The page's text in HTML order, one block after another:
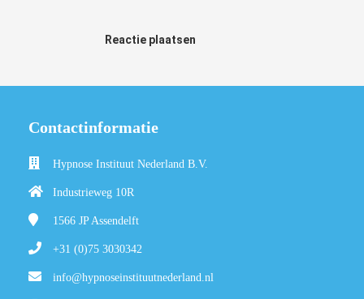
Reactie plaatsen
Contactinformatie
Hypnose Instituut Nederland B.V.
Industrieweg 10R
1566 JPAssendelft
+31 (0)75 3030342
info@hypnoseinstituutnederland.nl